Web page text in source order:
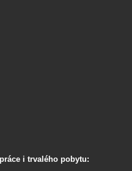
i trvalého pobytu: